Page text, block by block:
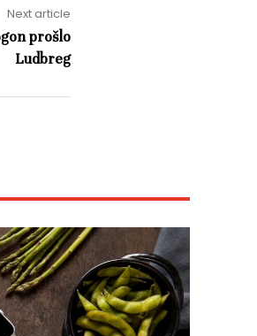
Next article
prošlo
Ludbreg